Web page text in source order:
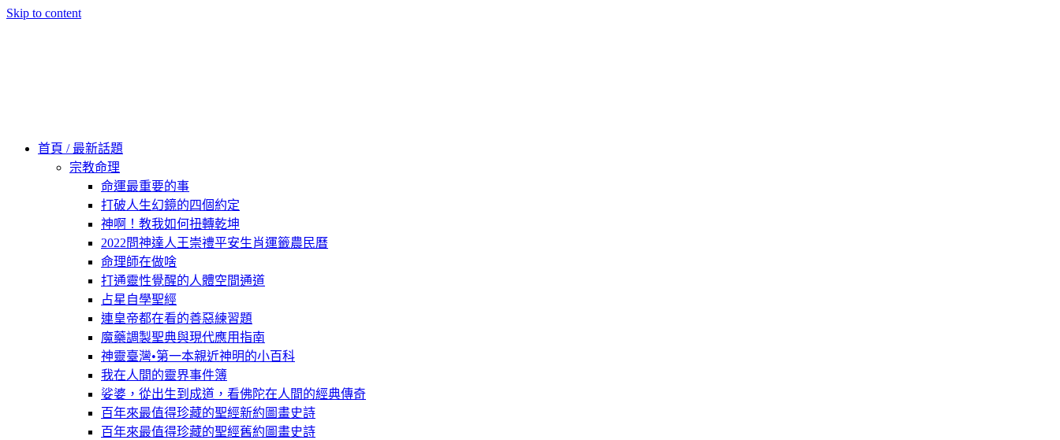
Skip to content
首頁 / 最新話題
宗教命理
命運最重要的事
打破人生幻鏡的四個約定
神啊！教我如何扭轉乾坤
2022問神達人王崇禮平安生肖運籤農民曆
命理師在做啥
打通靈性覺醒的人體空間通道
占星自學聖經
連皇帝都在看的善惡練習題
魔藥調製聖典與現代應用指南
神靈臺灣•第一本親近神明的小百科
我在人間的靈界事件簿
娑婆，從出生到成道，看佛陀在人間的經典傳奇
百年來最值得珍藏的聖經新約圖畫史詩
百年來最值得珍藏的聖經舊約圖畫史詩